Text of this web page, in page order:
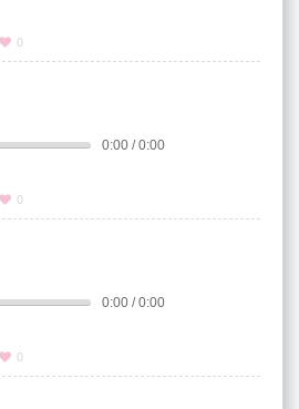
0
0:00 / 0:00
0
0:00 / 0:00
0